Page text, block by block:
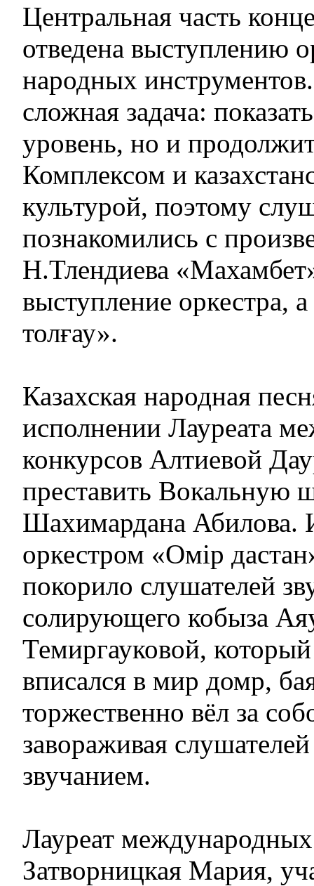
Центральная часть
отведена выступлению
народных
сложная задача:
уровень, но и
Комплексом и
культурой, поэтому
познакомились с
Н.Тлендиева
выступление оркестра,
толғау».
Казахская народная
исполнении Лауреата
конкурсов Алтиевой
преставить Вокальную
Шахимардана Абилова.
оркестром «Омір
покорило слушателей
солирующего кобыза
Темиргауковой,
вписался в мир домр,
торжественно вёл за
завораживая
звучанием.
Лауреат
Затворницкая Мария,